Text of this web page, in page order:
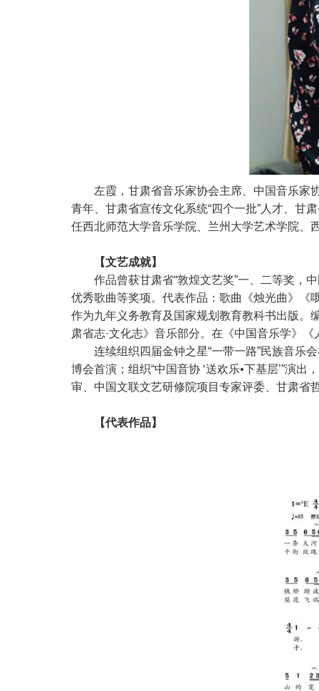
左霞，甘肃省音乐家协会主席、中国音乐家
青年、甘肃省宣传文化系统“四个一批”人才、甘
任西北师范大学音乐学院、兰州大学艺术学院、
【文艺成就】
作品曾获甘肃省“敦煌文艺奖”一、二等奖，
优秀歌曲等奖项。代表作品：歌曲《烛光曲》《
作为九年义务教育及国家规划教育教科书出版。
肃省志·文化志》音乐部分。在《中国音乐学》
连续组织四届金钟之星“一带一路”民族音乐
博会首演；组织“中国音协 ‘送欢乐•下基层’”演
审、中国文联文艺研修院项目专家评委、甘肃省
【代表作品】